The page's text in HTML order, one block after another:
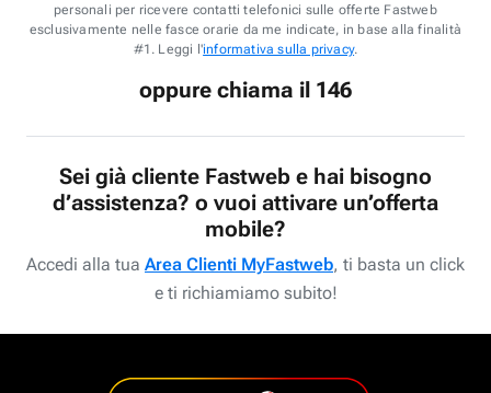
personali per ricevere contatti telefonici sulle offerte Fastweb
esclusivamente nelle fasce orarie da me indicate, in base alla finalità
#1. Leggi l'informativa sulla privacy.
oppure chiama il 146
Sei già cliente Fastweb e hai bisogno
d’assistenza? o vuoi attivare un’offerta
mobile?
Accedi alla tua Area Clienti MyFastweb, ti basta un click
e ti richiamiamo subito!